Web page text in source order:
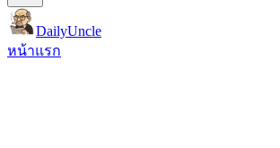
DailyUncle
หน้าแรก